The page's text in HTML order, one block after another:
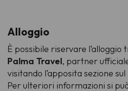
Alloggio
È possibile riservare l’alloggio
Palma Travel, partner
visitando l’apposita sezione sul
Per ulteriori informazioni si